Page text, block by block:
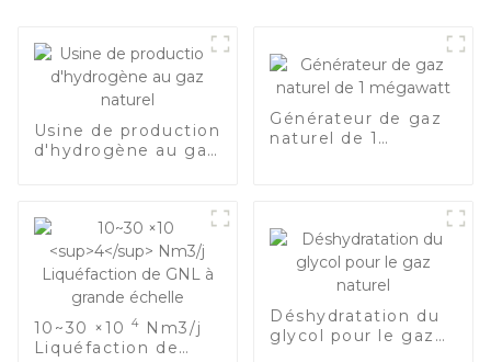
Usine de production
d'hydrogène au gaz
Générateur de gaz
naturel de 1
10~30 ×104
Nm3/j
Liquéfaction de
Déshydratation du
glycol pour le gaz